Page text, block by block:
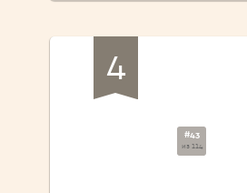
4
#43
из 114